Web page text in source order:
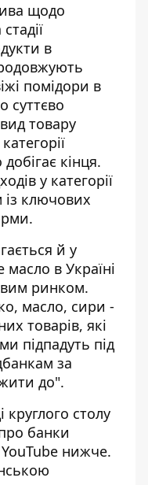
щодо
в
помідори в
суттєво
товару
кінця.
у категорії
із ключових
й у
в Україні
ринком.
масло, сири -
товарів, які
підпадуть під
за
до".
круглого столу
банки
нижче.